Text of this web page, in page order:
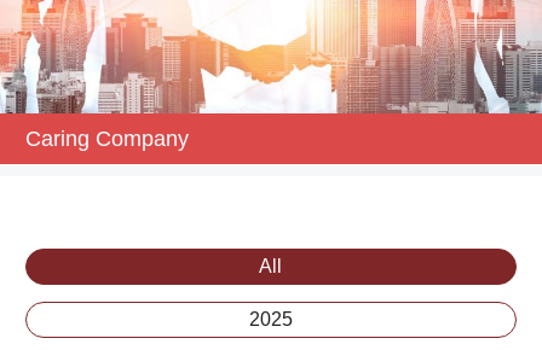
Caring Company
All
2025